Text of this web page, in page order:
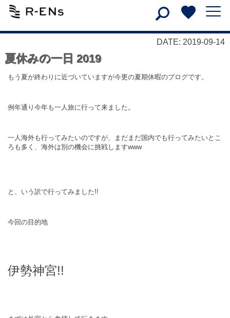
DATE: 2019-09-14
夏休みの一日 2019
もう夏が終わりに近づいていますが今更の夏期休暇のブログです。
例年通り今年も一人旅に行って来ました。
一人海外も行ってみたいのですが、まだまだ国内でも行ってみたいとこ
ろも多く、海外は別の機会に挑戦しますwww
と、いう訳で行ってみました!!
今回の目的地
伊勢神宮!!